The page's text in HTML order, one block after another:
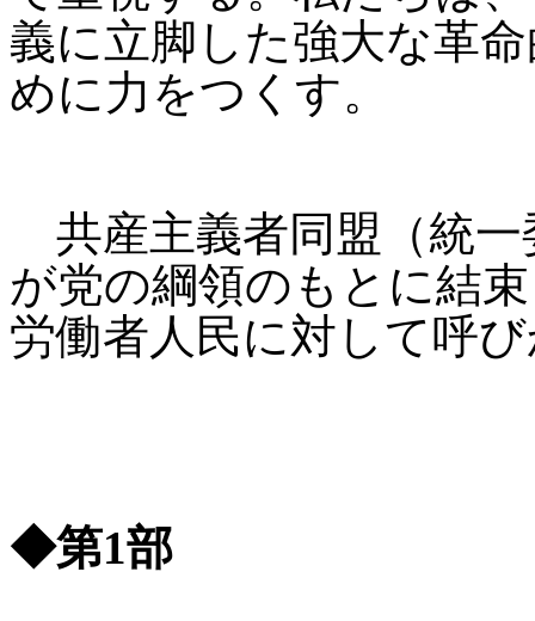
義に立脚した強大な革
めに力をつくす。
共産主義者同盟（統一
が党の綱領のもとに結
労働者人民に対して呼
◆第1部